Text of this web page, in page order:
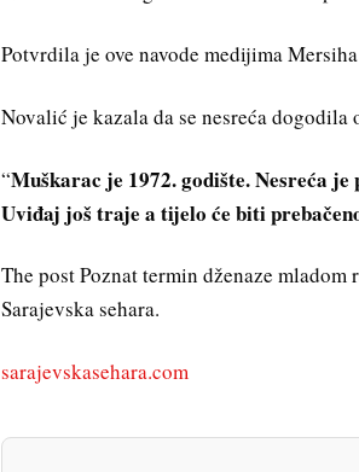
Potvrdila je ove navode medijima
Novalić je kazala da se nesreća dogodila
“Muškarac je 1972. godište. Nesreća
Uviđaj još traje a tijelo će biti
The post Poznat termin dženaze
Sarajevska sehara.
sarajevskasehara.com